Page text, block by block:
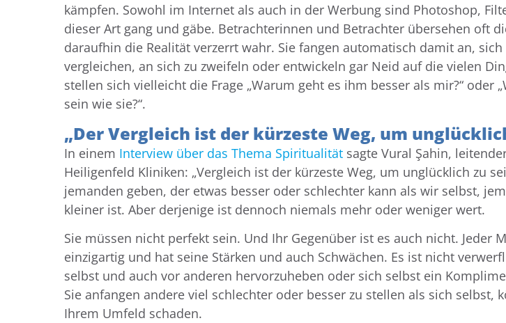
kämpfen. Sowohl im Internet als auch in der Werbung sind Photoshop,
dieser Art gang und gäbe. Betrachterinnen und Betrachter übersehen oft
daraufhin die Realität verzerrt wahr. Sie fangen automatisch damit an, sich
vergleichen, an sich zu zweifeln oder entwickeln gar Neid auf die vielen
stellen sich vielleicht die Frage „Warum geht es ihm besser als mir?“ oder
sein wie sie?“.
„Der Vergleich ist der kürzeste Weg, um
In einem Interview über das Thema Spiritualität sagte Vural Şahin,
Heiligenfeld Kliniken: „Vergleich ist der kürzeste Weg, um unglücklich zu
jemanden geben, der etwas besser oder schlechter kann als wir selbst,
kleiner ist. Aber derjenige ist dennoch niemals mehr oder weniger wert.
Sie müssen nicht perfekt sein. Und Ihr Gegenüber ist es auch nicht. Jeder
einzigartig und hat seine Stärken und auch Schwächen. Es ist nicht
selbst und auch vor anderen hervorzuheben oder sich selbst ein
Sie anfangen andere viel schlechter oder besser zu stellen als sich selbst,
Ihrem Umfeld schaden.